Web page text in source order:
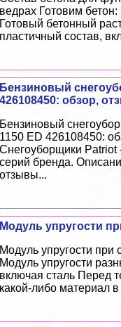
ведрах Готовим
Готовый бетонный
пластичный состав,
Бензиновый
426108450: обзор,
Бензиновый
1150 ED 426108450:
Снегоуборщики
серий бренда.
отзывы...
Модуль упругости
Модуль упругости при
Модуль упругости
включая сталь Перед
какой-либо материал в